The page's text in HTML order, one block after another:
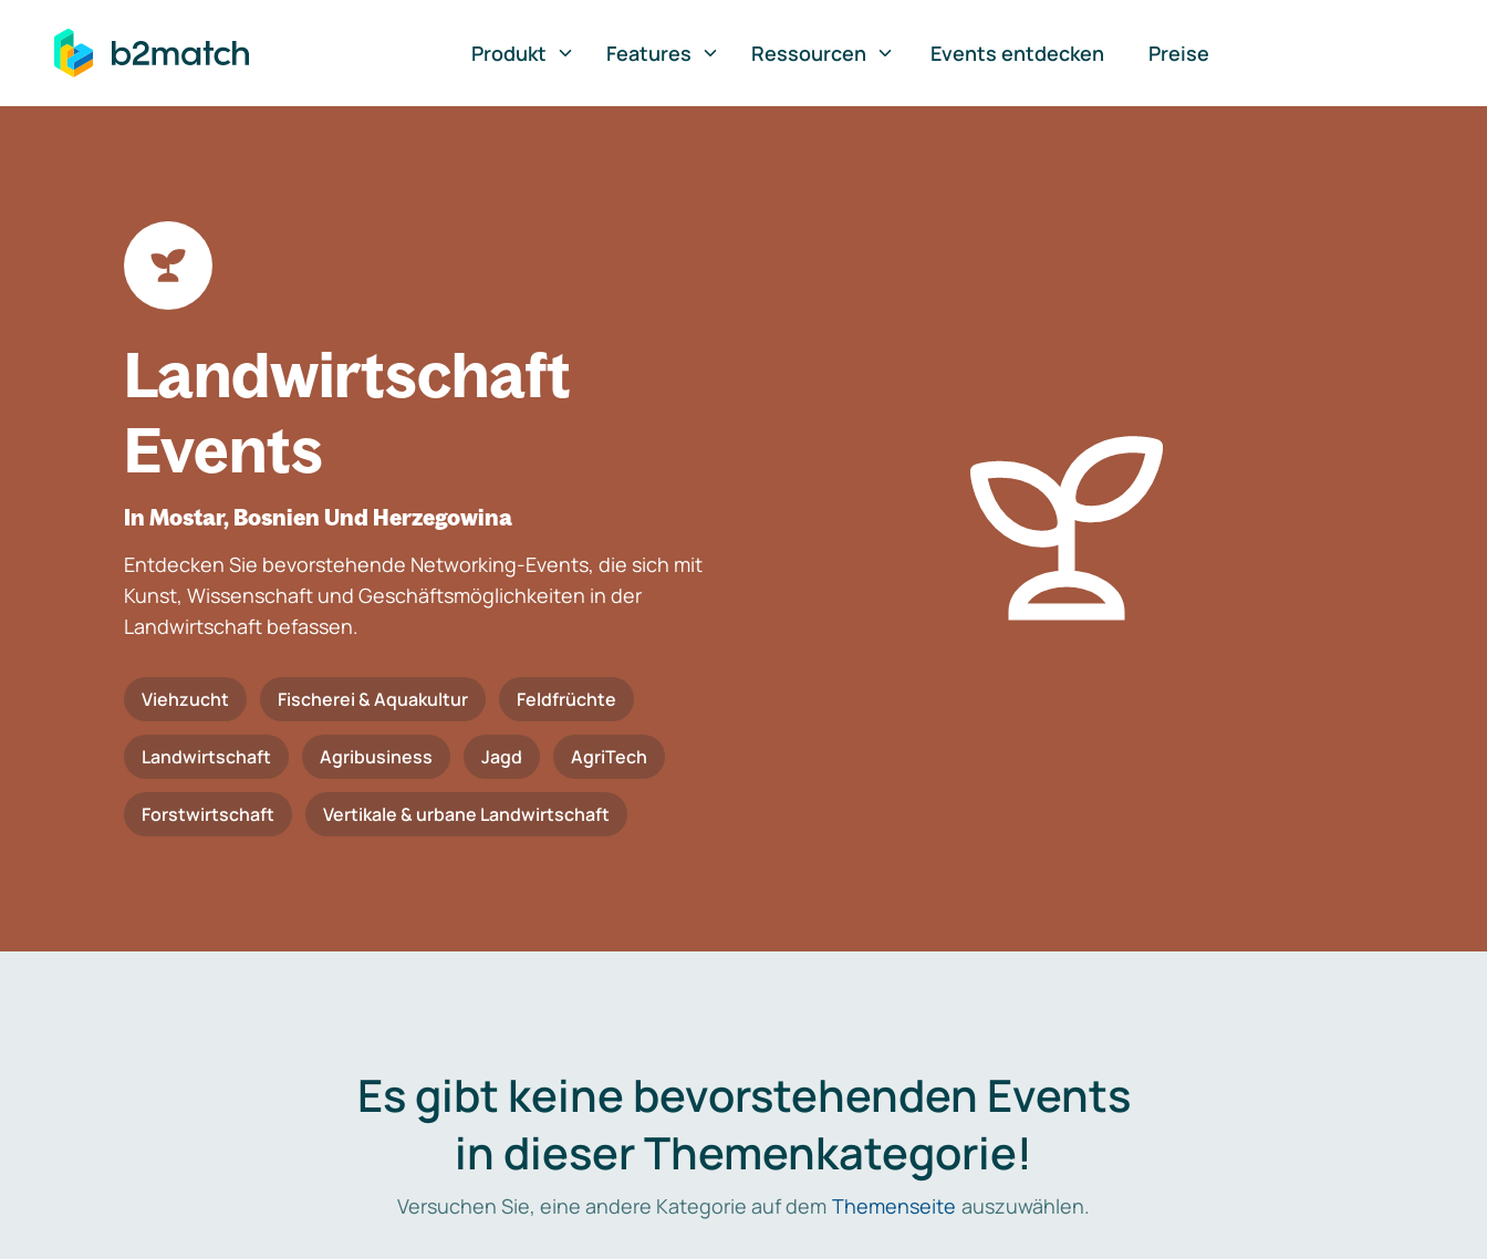
springen
Produkt
Features Ressourcen Events entdecken Preise
Landwirtschaft
Events
In Mostar, Bosnien Und Herzegowina
Entdecken Sie bevorstehende Networking-Events, die sich mit
Kunst, Wissenschaft und Geschäftsmöglichkeiten in der
Landwirtschaft befassen.
Viehzucht Fischerei & Aquakultur Feldfrüchte
Landwirtschaft Agribusiness Jagd AgriTech
Forstwirtschaft Vertikale & urbane Landwirtschaft
Es gibt keine bevorstehenden Events
in dieser Themenkategorie!
Versuchen Sie, eine andere Kategorie auf dem Themenseite auszuwählen.